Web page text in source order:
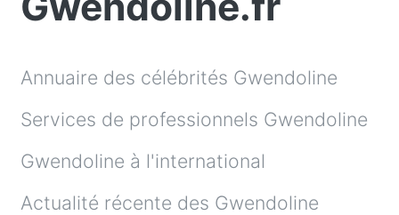
Annuaire des célébrités Gwendoline
Services de professionnels Gwendoline
Gwendoline à l'international
Actualité récente des Gwendoline